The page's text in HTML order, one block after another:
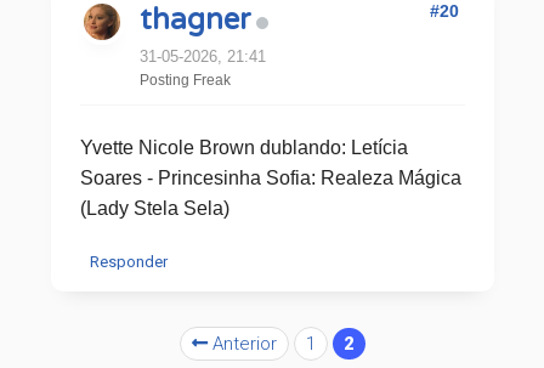
thagner
31-05-2026, 21:41
Posting Freak
#20
Yvette Nicole Brown dublando: Letícia
Soares - Princesinha Sofia: Realeza Mágica
(Lady Stela Sela)
Responder
Anterior 1 2